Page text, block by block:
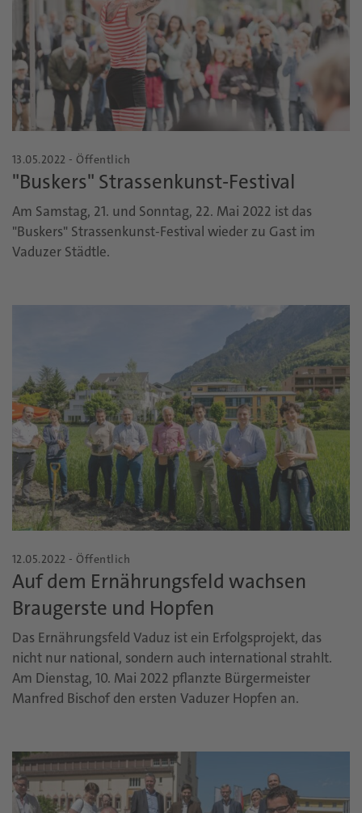
13.05.2022 - Öffentlich
"Buskers" Strassenkunst-Festival
Am Samstag, 21. und Sonntag, 22. Mai 2022 ist das
"Buskers" Strassenkunst-Festival wieder zu Gast im
Vaduzer Städtle.
12.05.2022 - Öffentlich
Auf dem Ernährungsfeld wachsen
Braugerste und Hopfen
Das Ernährungsfeld Vaduz ist ein Erfolgsprojekt, das
nicht nur national, sondern auch international strahlt.
Am Dienstag, 10. Mai 2022 pflanzte Bürgermeister
Manfred Bischof den ersten Vaduzer Hopfen an.